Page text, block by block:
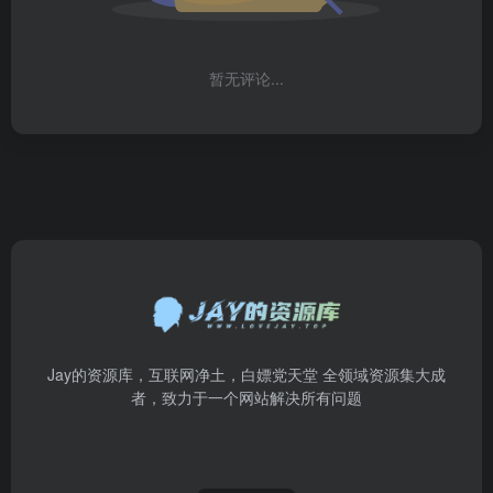
暂无评论...
Jay的资源库，互联网净土，白嫖党天堂 全领域资源集大成
者，致力于一个网站解决所有问题